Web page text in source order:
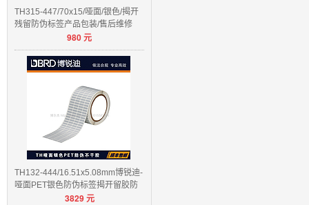
TH315-447/70x15/哑面/银色/揭开
残留防伪标签产品包装/售后维修
980元
TH132-444/16.51x5.08mm博锐迪-
哑面PET银色防伪标签揭开留胶防
3829元